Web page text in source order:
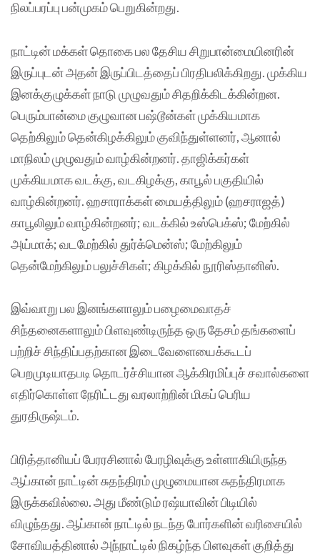
நிலப்பரப்பு பன்முகம் பெறுகின்றது.
நாட்டின் மக்கள் தொகை பல தேசிய சிறுபான்மையினரின்
இருப்புடன் அதன் இருப்பிடத்தைப் பிரதிபலிக்கிறது. முக்கிய
இனக்குழுக்கள் நாடு முழுவதும் சிதறிக்கிடக்கின்றன.
பெரும்பான்மை குழுவான பஷ்டூன்கள் முக்கியமாக
தெற்கிலும் தென்கிழக்கிலும் குவிந்துள்ளனர், ஆனால்
மாநிலம் முழுவதும் வாழ்கின்றனர். தாஜிக்கர்கள்
முக்கியமாக வடக்கு, வடகிழக்கு, காபூல் பகுதியில்
வாழ்கின்றனர். ஹசாராக்கள் மையத்திலும் (ஹசராஜத்)
காபூலிலும் வாழ்கின்றனர்; வடக்கில் உஸ்பெக்ஸ்; மேற்கில்
அய்மாக்; வடமேற்கில் துர்க்மென்ஸ்; மேற்கிலும்
தென்மேற்கிலும் பலுச்சிகள்; கிழக்கில் நூரிஸ்தானிஸ்.
இவ்வாறு பல இனங்களாலும் பழைமைவாதச்
சிந்தனைகளாலும் பிளவுண்டிருந்த ஒரு தேசம் தங்களைப்
பற்றிச் சிந்திப்பதற்கான இடைவேளையைக்கூடப்
பெறமுடியாதபடி தொடர்ச்சியான ஆக்கிரமிப்புச் சவால்களை
எதிர்கொள்ள நேரிட்டது வரலாற்றின் மிகப் பெரிய
துரதிருஷ்டம்.
பிரித்தானியப் பேரரசினால் பேரழிவுக்கு உள்ளாகியிருந்த
ஆப்கான் நாட்டின் சுதந்திரம் முழுமையான சுதந்திரமாக
இருக்கவில்லை. அது மீண்டும் ரஷ்யாவின் பிடியில்
விழுந்தது. ஆப்கான் நாட்டில் நடந்த போர்களின் வரிசையில்
சோவியத்தினால் அந்நாட்டில் நிகழ்ந்த பிளவுகள் குறித்து